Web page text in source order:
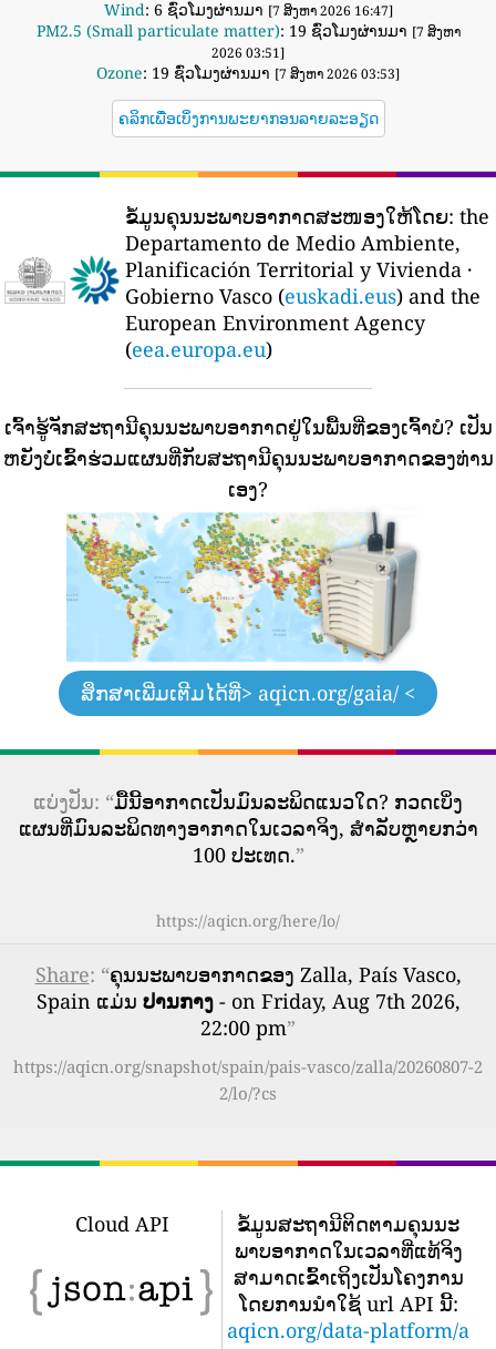
Wind: 6 ຊົ່ວໂມງຜ່ານມາ [7 ສິງຫາ 2026 16:47]
PM2.5 (Small particulate matter): 19 ຊົ່ວໂມງຜ່ານມາ [7 ສິງຫາ
2026 03:51]
Ozone: 19 ຊົ່ວໂມງຜ່ານມາ [7 ສິງຫາ 2026 03:53]
ຄລິກເພື່ອເບິ່ງການພະຍາກອນລາຍລະອຽດ
ຂໍ້ມູນຄຸນນະພາບອາກາດສະໜອງໃຫ້ໂດຍ: the
Departamento de Medio Ambiente,
Planificación Territorial y Vivienda ·
Gobierno Vasco (euskadi.eus) and the
European Environment Agency
(eea.europa.eu)
ເຈົ້າຮູ້ຈັກສະຖານີຄຸນນະພາບອາກາດຢູ່ໃນພື້ນທີ່ຂອງເຈົ້າບໍ? ເປັນ
ຫຍັງບໍ່ເຂົ້າຮ່ວມແຜນທີ່ກັບສະຖານີຄຸນນະພາບອາກາດຂອງທ່ານ
ເອງ?
ສຶກສາເພີ່ມເຕີມໄດ້ທີ່> aqicn.org/gaia/ <
ແບ່ງປັນ: “ມື້ນີ້ອາກາດເປັນມົນລະພິດແນວໃດ? ກວດເບິ່ງ
ແຜນທີ່ມົນລະພິດທາງອາກາດໃນເວລາຈິງ, ສໍາລັບຫຼາຍກວ່າ
100 ປະເທດ.”
https://aqicn.org/here/lo/
Share: “ຄຸນນະພາບອາກາດຂອງ Zalla, País Vasco,
Spain ແມ່ນ ປານກາງ- on Friday, Aug 7th 2026,
22:00 pm”
https://aqicn.org/snapshot/spain/pais-vasco/zalla/20260807-2
2/lo/?cs
Cloud API
ຂໍ້​ມູນ​ສະ​ຖາ​ນີ​ຕິດ​ຕາມ​ຄຸນ​ນະ​
ພາບ​ອາ​ກາດ​ໃນ​ເວ​ລາ​ທີ່​ແທ້​ຈິງ​
ສາ​ມາດ​ເຂົ້າ​ເຖິງ​ເປັນ​ໂຄງ​ການ​
ໂດຍ​ການ​ນໍາ​ໃຊ້ url API ນີ້​:
aqicn.org/data-platform/a